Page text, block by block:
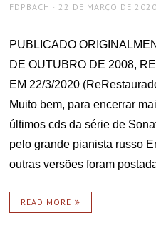
AUTHOR
FDPBACH
POSTED
22 DE MARÇO DE 2020
PUBLICADO
DE OUTUBRO DE 2008,
EM 22/3/2020
Muito bem, para encerrar
últimos cds da série de
pelo grande pianista russo
outras versões foram
READ MORE